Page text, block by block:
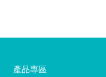
產品專區